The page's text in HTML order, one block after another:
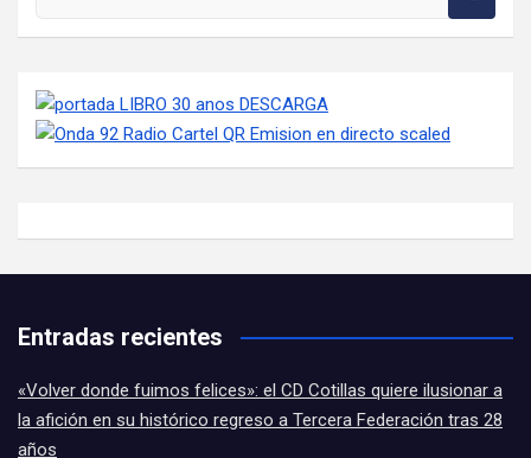
Entradas recientes
«Volver donde fuimos felices»: el CD Cotillas quiere ilusionar a
la afición en su histórico regreso a Tercera Federación tras 28
años